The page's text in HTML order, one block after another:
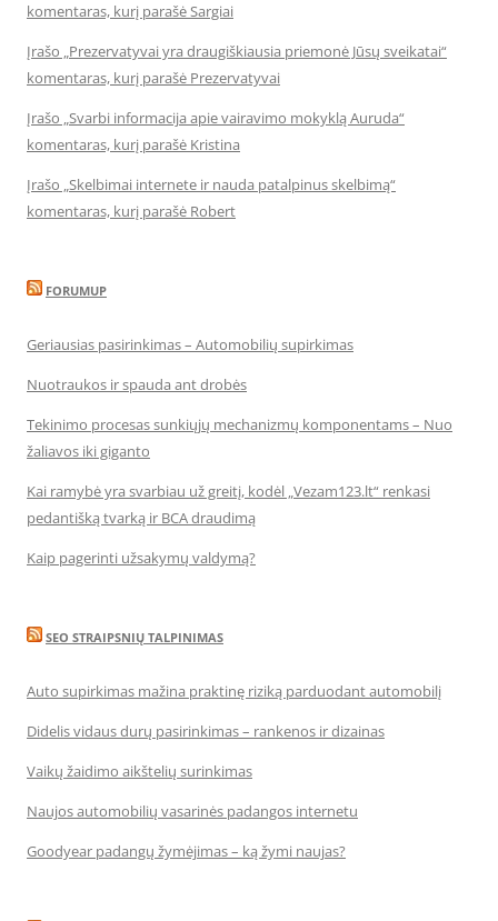
komentaras, kurį parašė Sargiai
Įrašo „Prezervatyvai yra draugiškiausia priemonė Jūsų sveikatai“
komentaras, kurį parašė Prezervatyvai
Įrašo „Svarbi informacija apie vairavimo mokyklą Auruda“
komentaras, kurį parašė Kristina
Įrašo „Skelbimai internete ir nauda patalpinus skelbimą“
komentaras, kurį parašė Robert
FORUMUP
Geriausias pasirinkimas – Automobilių supirkimas
Nuotraukos ir spauda ant drobės
Tekinimo procesas sunkiųjų mechanizmų komponentams – Nuo
žaliavos iki giganto
Kai ramybė yra svarbiau už greitį, kodėl „Vezam123.lt“ renkasi
pedantišką tvarką ir BCA draudimą
Kaip pagerinti užsakymų valdymą?
SEO STRAIPSNIŲ TALPINIMAS
Auto supirkimas mažina praktinę riziką parduodant automobilį
Didelis vidaus durų pasirinkimas – rankenos ir dizainas
Vaikų žaidimo aikštelių surinkimas
Naujos automobilių vasarinės padangos internetu
Goodyear padangų žymėjimas – ką žymi naujas?